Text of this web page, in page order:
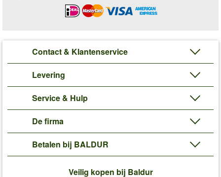
Contact & Klantenservice
Levering
Service & Hulp
De firma
Betalen bij BALDUR
Veilig kopen bij Baldur